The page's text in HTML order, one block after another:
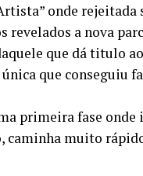
onde
revelados a nova
que dá titulo
que conseguiu
primeira fase
caminha muito